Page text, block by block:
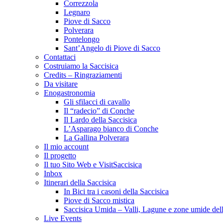
Correzzola
Legnaro
Piove di Sacco
Polverara
Pontelongo
Sant’Angelo di Piove di Sacco
Contattaci
Costruiamo la Saccisica
Credits – Ringraziamenti
Da visitare
Enogastronomia
Gli sfilacci di cavallo
Il “radecio” di Conche
Il Lardo della Saccisica
L’Asparago bianco di Conche
La Gallina Polverara
Il mio account
Il progetto
Il tuo Sito Web e VisitSaccisica
Inbox
Itinerari della Saccisica
In Bici tra i casoni della Saccisica
Piove di Sacco mistica
Saccisica Umida – Valli, Lagune e zone umide
Live Events